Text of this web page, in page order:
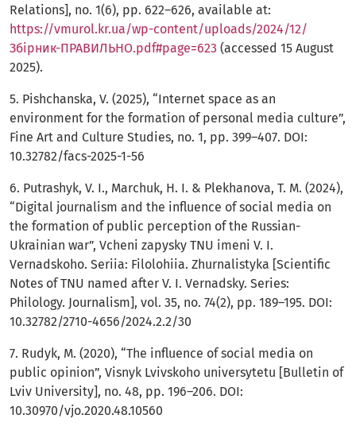
Relations], no. 1(6), pp. 622–626, available at:
https://vmurol.kr.ua/wp-content/uploads/2024/12/
Збірник-ПРАВИЛЬНО.pdf#page=623 (accessed 15 August
2025).
5. Pishchanska, V. (2025), “Internet space as an
environment for the formation of personal media culture”,
Fine Art and Culture Studies, no. 1, pp. 399–407. DOI:
10.32782/facs-2025-1-56
6. Putrashyk, V. I., Marchuk, H. I. & Plekhanova, T. M. (2024),
“Digital journalism and the influence of social media on
the formation of public perception of the Russian-
Ukrainian war”, Vcheni zapysky TNU imeni V. I.
Vernadskoho. Seriia: Filolohiia. Zhurnalistyka [Scientific
Notes of TNU named after V. I. Vernadsky. Series:
Philology. Journalism], vol. 35, no. 74(2), pp. 189–195. DOI:
10.32782/2710-4656/2024.2.2/30
7. Rudyk, M. (2020), “The influence of social media on
public opinion”, Visnyk Lvivskoho universytetu [Bulletin of
Lviv University], no. 48, pp. 196–206. DOI:
10.30970/vjo.2020.48.10560